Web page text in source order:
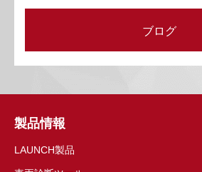
ブログ
製品情報
LAUNCH製品